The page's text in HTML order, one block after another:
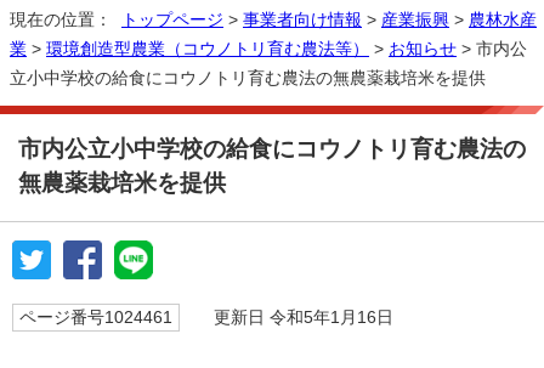
現在の位置： トップページ > 事業者向け情報 > 産業振興 > 農林水産
業 > 環境創造型農業（コウノトリ育む農法等） > お知らせ > 市内公
立小中学校の給食にコウノトリ育む農法の無農薬栽培米を提供
市内公立小中学校の給食にコウノトリ育む農法の
無農薬栽培米を提供
ページ番号1024461 更新日 令和5年1月16日